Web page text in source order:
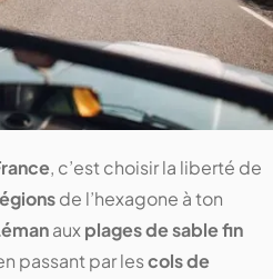
, c’est choisir la liberté de
de l’hexagone à ton
auxplages de sable fin
passant par lescols de